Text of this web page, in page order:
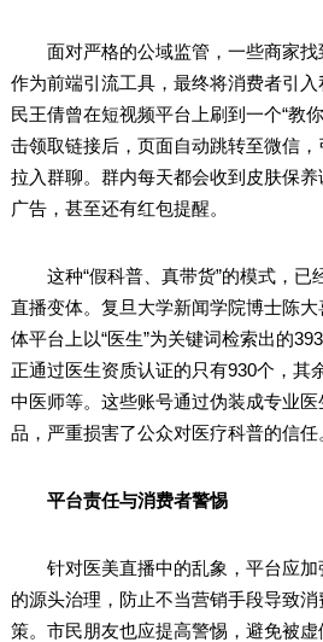
面对严格的公域监管，一些商家找
作为前端引流工具，最终将消费者引
民王倩曾在短视频平台上刷到一个“教
击领取链接后，页面自动跳转至微信
拉入群聊。群内每天都会收到皮肤保
广告，甚至还有红包提醒。
这种“假科普、真带货”的模式，已
直播变体。复旦大学新闻学院博士陈
体平台上以“医生”为关键词检索出的
正通过医生资质认证的只有930个，其
中医师等。这些账号通过伪装成专业
品，严重损害了公众对医疗科普的信任
平台责任与消费者警惕
针对医美直播中的乱象，平台应加
的源头治理，防止不当营销手段导致
策。市民朋友也应提高警惕，避免被